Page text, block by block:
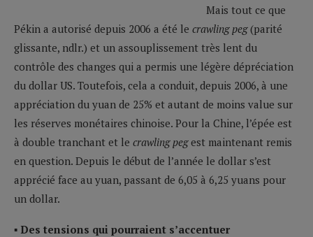
Mais tout ce que
Pékin a autorisé depuis 2006 a été le crawling peg(parité
glissante, ndlr.) et un assouplissement très lent du
contrôle des changes qui a permis une légère dépréciation
du dollar US. Toutefois, cela a conduit, depuis 2006, à une
appréciation du yuan de 25% et autant de moins value sur
les réserves monétaires chinoise. Pour la Chine, l’épée est
à double tranchant et le crawling pegest maintenant remis
en question. Depuis le début de l’année le dollar s’est
apprécié face au yuan, passant de 6,05 à 6,25 yuans pour
un dollar.
▪ Des tensions qui pourraient s’accentuer